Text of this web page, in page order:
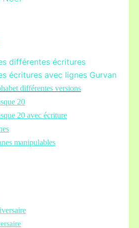
différentes écritures
écritures avec lignes Gurvan
différentes versions
20
20 avec écriture
manipulables